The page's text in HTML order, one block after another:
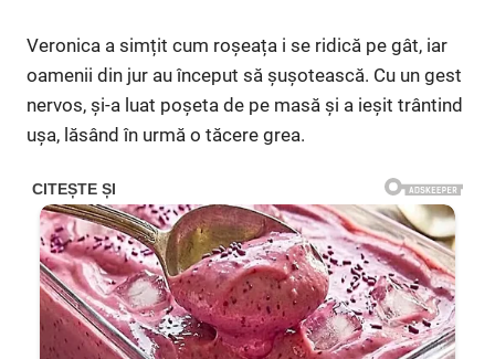
Veronica a simțit cum roșeața i se ridică pe gât, iar
oamenii din jur au început să șușotească. Cu un gest
nervos, și-a luat poșeta de pe masă și a ieșit trântind
ușa, lăsând în urmă o tăcere grea.